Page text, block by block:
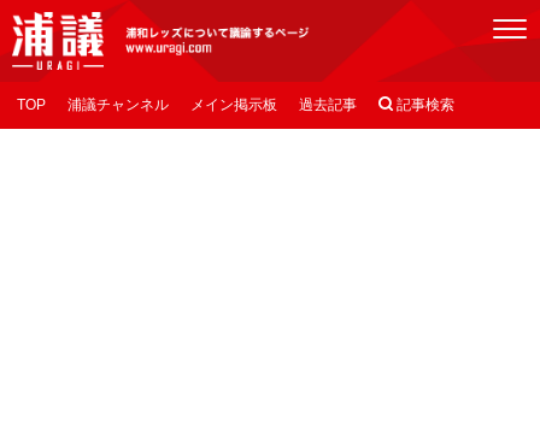
[浦議]浦和レッズについて議論するページ
TOP 浦議チャンネル メイン掲示板 過去記事  記事検索